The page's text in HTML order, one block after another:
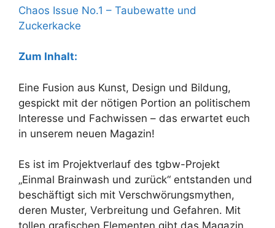
Chaos Issue No.1 – Taubewatte und
Zuckerkacke
Zum Inhalt:
Eine Fusion aus Kunst, Design und Bildung,
gespickt mit der nötigen Portion an politischem
Interesse und Fachwissen – das erwartet euch
in unserem neuen Magazin!
Es ist im Projektverlauf des tgbw-Projekt
„Einmal Brainwash und zurück“ entstanden und
beschäftigt sich mit Verschwörungsmythen,
deren Muster, Verbreitung und Gefahren. Mit